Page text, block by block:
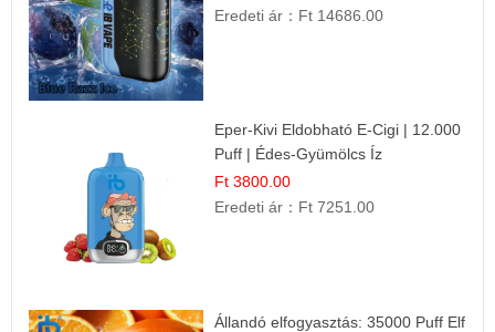
Eredeti ár： Ft 14686.00
Eper-Kivi Eldobható E-Cigi | 12.000
Puff | Édes-Gyümölcs Íz
Ft 3800.00
Eredeti ár： Ft 7251.00
Állandó elfogyasztás: 35000 Puff Elf